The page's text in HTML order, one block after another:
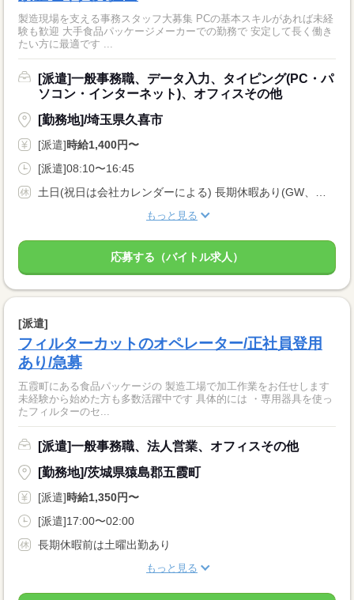
製造現場を支える事務スタッフ大募集 PCの基本スキルがあれば未経
験も歓迎 大手食品パッケージメーカーでの勤務で 安定して長く働き
たい方に最適です ...
[派遣]一般事務職、データ入力、タイピング(PC・パ
ソコン・インターネット)、オフィスその他
[勤務地]/埼玉県久喜市
[派遣]時給1,400円〜
[派遣]08:10〜16:45
もっと見る
応募する（バイトル求人）
[派遣]
フィルターカットのオペレーター/正社員登用
あり/急募
五霞町にある食品パッケージの 製造工場で加工作業をお任せします
未経験から始めた方も多数活躍中です 具体的には ・専用器具を使っ
たフィルターのセ...
[派遣]一般事務職、法人営業、オフィスその他
[勤務地]/茨城県猿島郡五霞町
[派遣]時給1,350円〜
[派遣]17:00〜02:00
長期休暇前は土曜出勤あり
もっと見る